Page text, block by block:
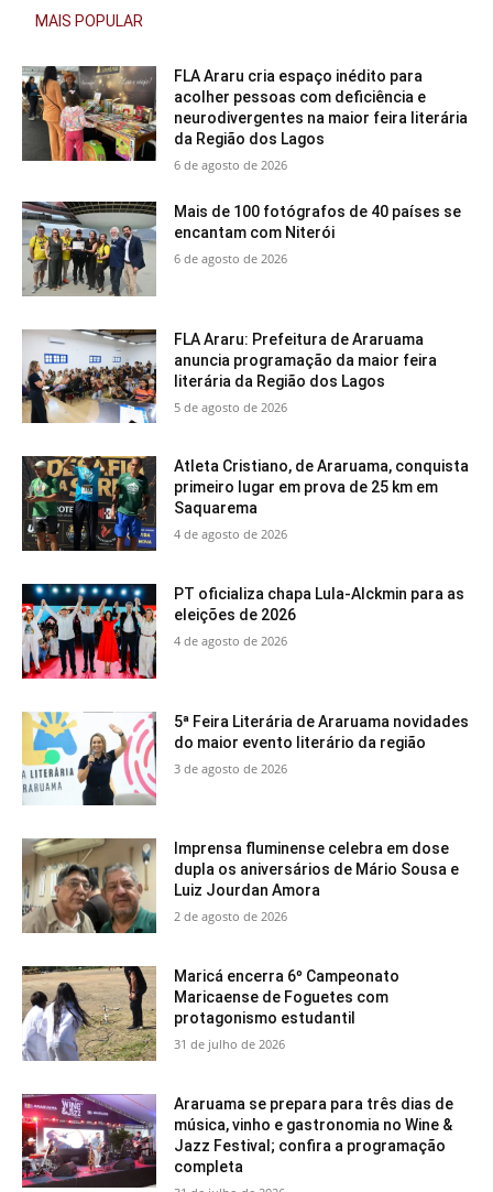
MAIS POPULAR
FLA Araru cria espaço inédito para
acolher pessoas com deficiência e
neurodivergentes na maior feira literária
da Região dos Lagos
6 de agosto de 2026
Mais de 100 fotógrafos de 40 países se
encantam com Niterói
6 de agosto de 2026
FLA Araru: Prefeitura de Araruama
anuncia programação da maior feira
literária da Região dos Lagos
5 de agosto de 2026
Atleta Cristiano, de Araruama, conquista
primeiro lugar em prova de 25 km em
Saquarema
4 de agosto de 2026
PT oficializa chapa Lula-Alckmin para as
eleições de 2026
4 de agosto de 2026
5ª Feira Literária de Araruama novidades
do maior evento literário da região
3 de agosto de 2026
Imprensa fluminense celebra em dose
dupla os aniversários de Mário Sousa e
Luiz Jourdan Amora
2 de agosto de 2026
Maricá encerra 6º Campeonato
Maricaense de Foguetes com
protagonismo estudantil
31 de julho de 2026
Araruama se prepara para três dias de
música, vinho e gastronomia no Wine &
Jazz Festival; confira a programação
completa